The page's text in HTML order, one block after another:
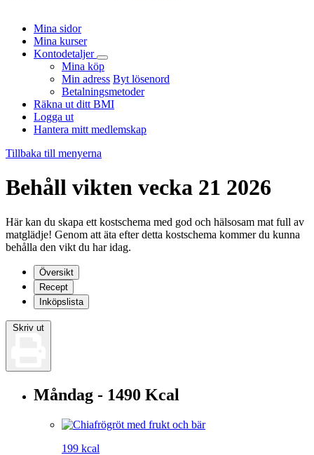
Mina sidor
Mina kurser
Kontodetaljer
Mina köp
Min adress Byt lösenord
Betalningsmetoder
Räkna ut ditt BMI
Logga ut
Hantera mitt medlemskap
Tillbaka till menyerna
Behåll vikten vecka 21 2026
Här kan du skapa ett kostschema med god och hälsosam mat full av
matglädje! Genom att äta efter detta kostschema kommer du kunna
behålla den vikt du har idag.
Översikt
Recept
Inköpslista
Måndag - 1490 Kcal
199 kcal